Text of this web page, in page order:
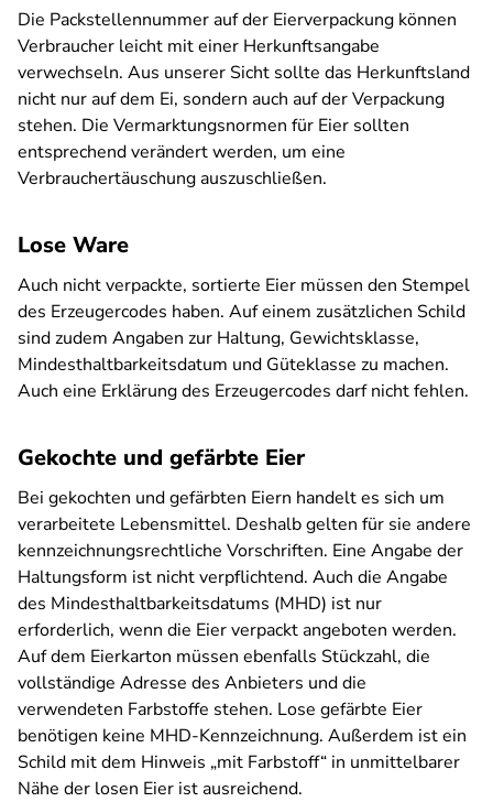
Die Packstellennummer auf der Eierverpackung können
Verbraucher leicht mit einer Herkunftsangabe
verwechseln. Aus unserer Sicht sollte das Herkunftsland
nicht nur auf dem Ei, sondern auch auf der Verpackung
stehen. Die Vermarktungsnormen für Eier sollten
entsprechend verändert werden, um eine
Verbrauchertäuschung auszuschließen.
Lose Ware
Auch nicht verpackte, sortierte Eier müssen den Stempel
des Erzeugercodes haben. Auf einem zusätzlichen Schild
sind zudem Angaben zur Haltung, Gewichtsklasse,
Mindesthaltbarkeitsdatum und Güteklasse zu machen.
Auch eine Erklärung des Erzeugercodes darf nicht fehlen.
Gekochte und gefärbte Eier
Bei gekochten und gefärbten Eiern handelt es sich um
verarbeitete Lebensmittel. Deshalb gelten für sie andere
kennzeichnungsrechtliche Vorschriften. Eine Angabe der
Haltungsform ist nicht verpflichtend. Auch die Angabe
des Mindesthaltbarkeitsdatums (MHD) ist nur
erforderlich, wenn die Eier verpackt angeboten werden.
Auf dem Eierkarton müssen ebenfalls Stückzahl, die
vollständige Adresse des Anbieters und die
verwendeten Farbstoffe stehen. Lose gefärbte Eier
benötigen keine MHD-Kennzeichnung. Außerdem ist ein
Schild mit dem Hinweis „mit Farbstoff“ in unmittelbarer
Nähe der losen Eier ist ausreichend.